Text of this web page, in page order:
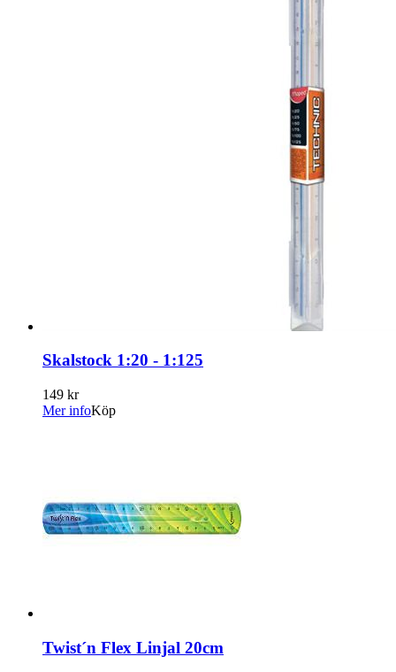
Skalstock 1:20 - 1:125
149 kr
Mer infoKöp
Twist´n Flex Linjal 20cm